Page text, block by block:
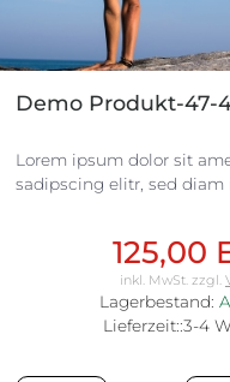
Demo Produkt-47-
Lorem ipsum dolor sit
sadipscing elitr, sed diam
125,00
inkl. MwSt.zzgl.
Lagerbestand:
Lieferzeit::3-4